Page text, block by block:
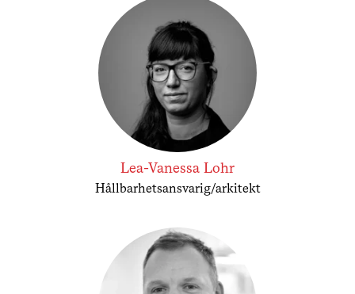
Lea-Vanessa Lohr
Hållbarhetsansvarig/arkitekt